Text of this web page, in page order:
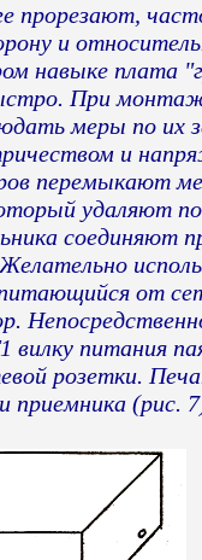
прорезают,
и
навыке плата
При
меры по их
и
перемыкают
удаляют
соединяют
от
вилку питания
розетки.
приемника (рис.